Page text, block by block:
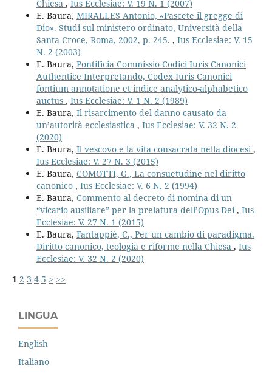
Chiesa , Ius Ecclesiae: V. 19 N. 1 (2007)
E. Baura, MIRALLES Antonio, «Pascete il gregge di
Dio». Studi sul ministero ordinato, Università della
Santa Croce, Roma, 2002, p. 245. , Ius Ecclesiae: V. 15
N. 2 (2003)
E. Baura, Pontificia Commissio Codici Iuris Canonici
Authentice Interpretando, Codex Iuris Canonici
fontium annotatione et indice analytico-alphabetico
auctus , Ius Ecclesiae: V. 1 N. 2 (1989)
E. Baura, Il risarcimento del danno causato da
un’autorità ecclesiastica , Ius Ecclesiae: V. 32 N. 2
(2020)
E. Baura, Il vescovo e la vita consacrata nella diocesi,
Ius Ecclesiae: V. 27 N. 3 (2015)
E. Baura, COMOTTI, G., La consuetudine nel diritto
canonico , Ius Ecclesiae: V. 6 N. 2 (1994)
E. Baura, Commento al decreto di nomina di un
“vicario ausiliare” per la prelatura dell’Opus Dei, Ius
Ecclesiae: V. 27 N. 1 (2015)
E. Baura, Fantappiè, C., Per un cambio di paradigma.
Diritto canonico, teologia e riforme nella Chiesa , Ius
Ecclesiae: V. 32 N. 2 (2020)
1 2 3 4 5 > >>
LINGUA
English
Italiano